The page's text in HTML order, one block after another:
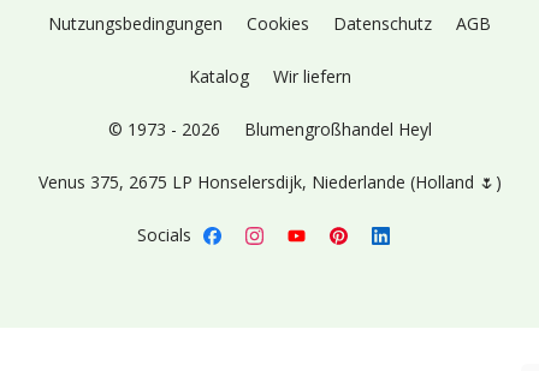
Nutzungsbedingungen Cookies Datenschutz AGB
Katalog Wir liefern
© 1973 - 2026 Blumengroßhandel Heyl
Venus 375, 2675 LP Honselersdijk, Niederlande (Holland 🌷)
Socials